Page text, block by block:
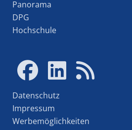
Panorama
DPG
Hochschule
Datenschutz
Impressum
Werbemöglichkeiten